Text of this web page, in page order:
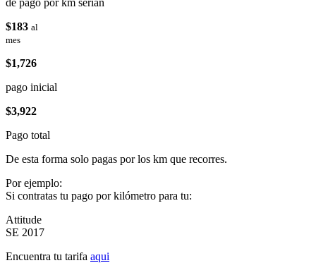
$183 al
mes
$1,726
pago inicial
$3,922
Pago total
De esta forma solo pagas por los km que recorres.
Por ejemplo:
Si contratas tu pago por kilómetro para tu:
Attitude
SE 2017
Encuentra tu tarifa aqui